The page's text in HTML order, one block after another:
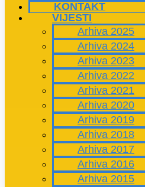
KONTAKT
VIJESTI
Arhiva 2025
Arhiva 2024
Arhiva 2023
Arhiva 2022
Arhiva 2021
Arhiva 2020
Arhiva 2019
Arhiva 2018
Arhiva 2017
Arhiva 2016
Arhiva 2015